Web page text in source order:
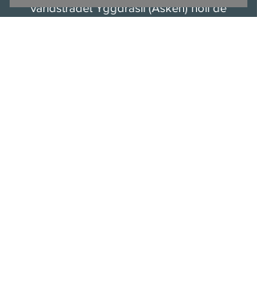
världsträdet Yggdrasil (Asken) höll de